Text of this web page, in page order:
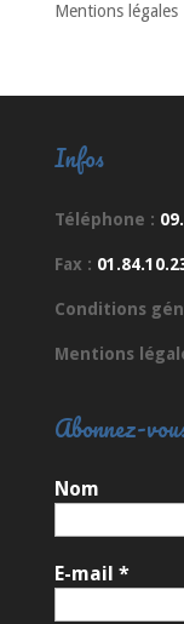
Mentions légales
Infos
Téléphone :
Fax :
Conditions
Mentions
Abonnez-
Nom
E-mail *